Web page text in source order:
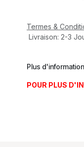
Termes &
Livraison: 2-3
Plus
POUR PLUS